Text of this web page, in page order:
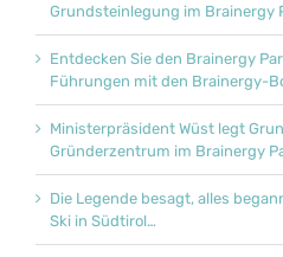
Grundsteinlegung im Brainergy
Entdecken Sie den Brainergy
Führungen mit den Brainergy-
Ministerpräsident Wüst legt
Gründerzentrum im Brainergy
Die Legende besagt, alles
Ski in Südtirol…